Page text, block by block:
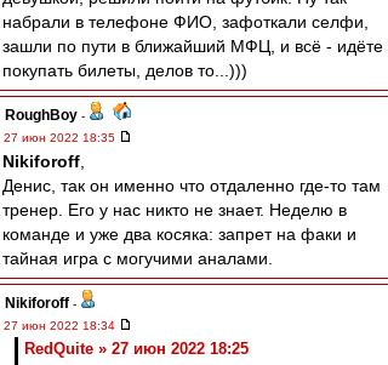
набрали в телефоне ФИО, зафоткали селфи,
зашли по пути в ближайший МФЦ, и всё - идёте
покупать билеты, делов то...)))
RoughBoy -
27 июн 2022 18:35
Nikiforoff
Денис, так он именно что отдаленно где-то там
тренер. Его у нас никто не знает. Неделю в
команде и уже два косяка: запрет на факи и
тайная игра с могучими аналами.
Nikiforoff -
27 июн 2022 18:34
RedQuite » 27 июн 2022 18:25